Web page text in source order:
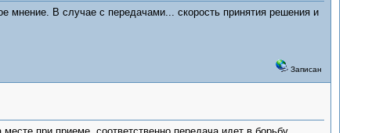
мнение. В случае с передачами... скорость принятия решения и
Записан